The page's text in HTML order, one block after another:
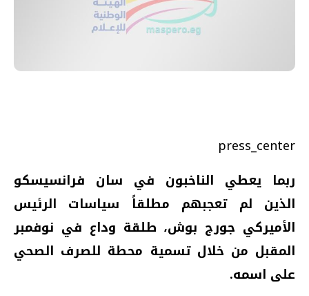
press_center
ربما يعطي الناخبون في سان فرانسيسكو
الذين لم تعجبهم مطلقاً سياسات الرئيس
الأميركي جورج بوش، طلقة وداع في نوفمبر
المقبل من خلال تسمية محطة للصرف الصحي
على اسمه.